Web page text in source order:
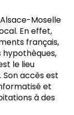
Moselle
En effet,
français,
hypothèques,
le lieu
accès est
et
à des